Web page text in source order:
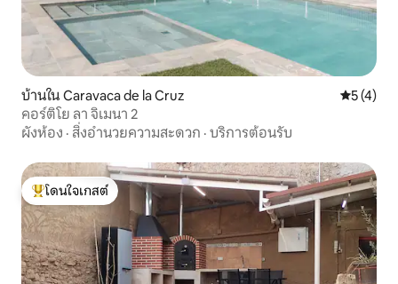
บ้านใน Caravaca de la Cruz คะแนนเฉ
5 (4)
คอร์ติโย ลา จิเมนา 2
ผังห้อง · สิ่งอำนวยความสะดวก · บริการต้อนรับ
โดนใจเกสต์ที่สุด
โดนใจเกสต์